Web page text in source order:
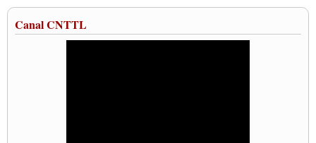
Canal CNTTL